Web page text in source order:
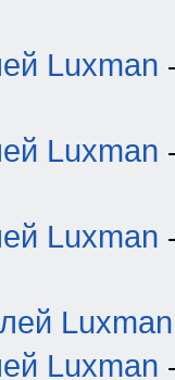
Luxman
Luxman
Luxman
Luxman
Luxman